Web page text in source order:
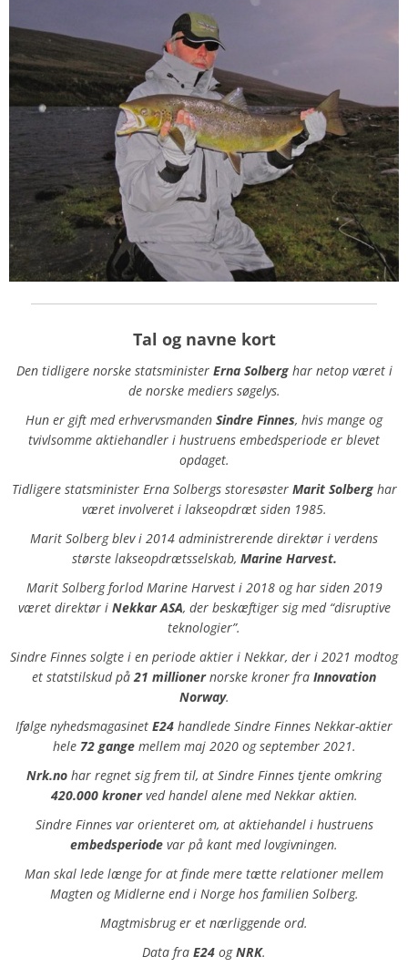
Tal og navne kort
Den tidligere norske statsminister Erna Solberghar netop været i
de norske mediers søgelys.
Hun er gift med erhvervsmanden Sindre Finnes, hvis mange og
tvivlsomme aktiehandler i hustruens embedsperiode er blevet
opdaget.
Tidligere statsminister Erna Solbergs storesøster Marit Solberghar
været involveret i lakseopdræt siden 1985.
Marit Solberg blev i 2014 administrerende direktør i verdens
største lakseopdrætsselskab, Marine Harvest.
Marit Solberg forlod Marine Harvest i 2018 og har siden 2019
været direktør i Nekkar ASA, der beskæftiger sig med “disruptive
teknologier”.
Sindre Finnes solgte i en periode aktier i Nekkar, der i 2021 modtog
et statstilskud på21 millionernorske kroner fra Innovation
Norway.
Ifølge nyhedsmagasinet E24 handlede Sindre Finnes Nekkar-aktier
hele 72 gangemellem maj 2020 og september 2021.
Nrk.no har regnet sig frem til, at Sindre Finnes tjente omkring
420.000 kronerved handel alene med Nekkar aktien.
Sindre Finnes var orienteret om, at aktiehandel i hustruens
embedsperiode var på kant med lovgivningen.
Man skal lede længe for at finde mere tætte relationer mellem
Magten og Midlerne end i Norge hos familien Solberg.
Magtmisbrug er et nærliggende ord.
Data fra E24 ogNRK.